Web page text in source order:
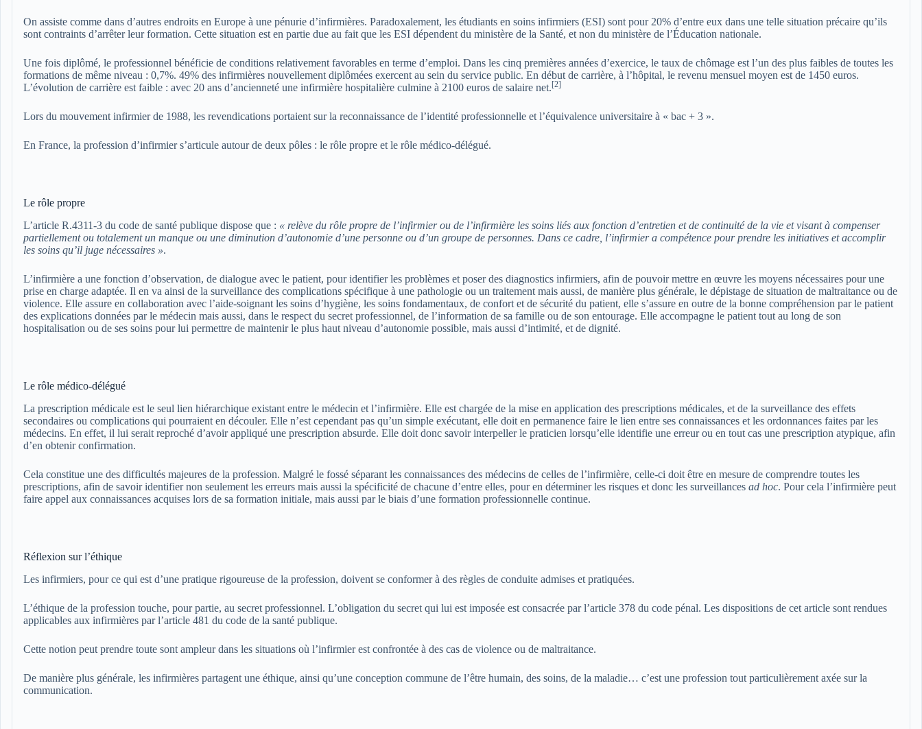
On assiste comme dans d’autres endroits en Europe à une pénurie d’infirmières. Paradoxalement, les étudiants en soins infirmiers (ESI) sont pour 20% d’entre eux dans une telle situation précaire qu’ils
sont contraints d’arrêter leur formation. Cette situation est en partie due au fait que les ESI dépendent du ministère de la Santé, et non du ministère de l’Éducation nationale.
Une fois diplômé, le professionnel bénéficie de conditions relativement favorables en terme d’emploi. Dans les cinq premières années d’exercice, le taux de chômage est l’un des plus faibles de toutes les
formations de même niveau : 0,7%. 49% des infirmières nouvellement diplômées exercent au sein du service public. En début de carrière, à l’hôpital, le revenu mensuel moyen est de 1450 euros.
L’évolution de carrière est faible : avec 20 ans d’ancienneté une infirmière hospitalière culmine à 2100 euros de salaire net.[2]
Lors du mouvement infirmier de 1988, les revendications portaient sur la reconnaissance de l’identité professionnelle et l’équivalence universitaire à « bac + 3 ».
En France, la profession d’infirmier s’articule autour de deux pôles : le rôle propre et le rôle médico-délégué.
Le rôle propre
L’article R.4311-3 du code de santé publique dispose que : « relève du rôle propre de l’infirmier ou de l’infirmière les soins liés aux fonction d’entretien et de continuité de la vie et visant à compenser
partiellement ou totalement un manque ou une diminution d’autonomie d’une personne ou d’un groupe de personnes. Dans ce cadre, l’infirmier a compétence pour prendre les initiatives et accomplir
les soins qu’il juge nécessaires ».
L’infirmière a une fonction d’observation, de dialogue avec le patient, pour identifier les problèmes et poser des diagnostics infirmiers, afin de pouvoir mettre en œuvre les moyens nécessaires pour une
prise en charge adaptée. Il en va ainsi de la surveillance des complications spécifique à une pathologie ou un traitement mais aussi, de manière plus générale, le dépistage de situation de maltraitance ou de
violence. Elle assure en collaboration avec l’aide-soignant les soins d’hygiène, les soins fondamentaux, de confort et de sécurité du patient, elle s’assure en outre de la bonne compréhension par le patient
des explications données par le médecin mais aussi, dans le respect du secret professionnel, de l’information de sa famille ou de son entourage. Elle accompagne le patient tout au long de son
hospitalisation ou de ses soins pour lui permettre de maintenir le plus haut niveau d’autonomie possible, mais aussi d’intimité, et de dignité.
Le rôle médico-délégué
La prescription médicale est le seul lien hiérarchique existant entre le médecin et l’infirmière. Elle est chargée de la mise en application des prescriptions médicales, et de la surveillance des effets
secondaires ou complications qui pourraient en découler. Elle n’est cependant pas qu’un simple exécutant, elle doit en permanence faire le lien entre ses connaissances et les ordonnances faites par les
médecins. En effet, il lui serait reproché d’avoir appliqué une prescription absurde. Elle doit donc savoir interpeller le praticien lorsqu’elle identifie une erreur ou en tout cas une prescription atypique, afin
d’en obtenir confirmation.
Cela constitue une des difficultés majeures de la profession. Malgré le fossé séparant les connaissances des médecins de celles de l’infirmière, celle-ci doit être en mesure de comprendre toutes les
prescriptions, afin de savoir identifier non seulement les erreurs mais aussi la spécificité de chacune d’entre elles, pour en déterminer les risques et donc les surveillances ad hoc. Pour cela l’infirmière peut
faire appel aux connaissances acquises lors de sa formation initiale, mais aussi par le biais d’une formation professionnelle continue.
Réflexion sur l’éthique
Les infirmiers, pour ce qui est d’une pratique rigoureuse de la profession, doivent se conformer à des règles de conduite admises et pratiquées.
L’éthique de la profession touche, pour partie, au secret professionnel. L’obligation du secret qui lui est imposée est consacrée par l’article 378 du code pénal. Les dispositions de cet article sont rendues
applicables aux infirmières par l’article 481 du code de la santé publique.
Cette notion peut prendre toute sont ampleur dans les situations où l’infirmier est confrontée à des cas de violence ou de maltraitance.
De manière plus générale, les infirmières partagent une éthique, ainsi qu’une conception commune de l’être humain, des soins, de la maladie… c’est une profession tout particulièrement axée sur la
communication.